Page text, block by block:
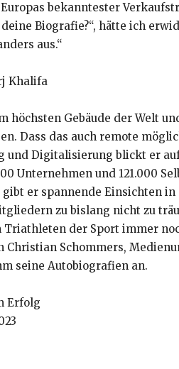
bekanntester
Biografie?“, hätte ich
aus.“
Khalifa
höchsten Gebäude der Welt
Dass das auch remote
und Digitalisierung blickt er
Unternehmen und 121.000
er spannende Einsichten
zu bislang nicht zu
der Sport immer
Schommers,
seine Autobiografien an.
Erfolg